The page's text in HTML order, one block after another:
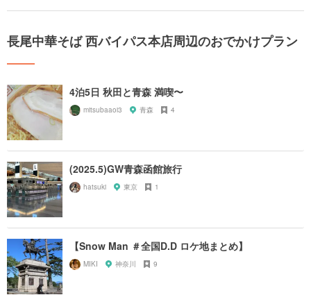
長尾中華そば 西バイパス本店周辺のおでかけプラン
4泊5日 秋田と青森 満喫〜
mitsubaaoi3 青森 4
(2025.5)GW青森函館旅行
hatsuki 東京 1
【Snow Man ＃全国D.D ロケ地まとめ】
MIKI 神奈川 9